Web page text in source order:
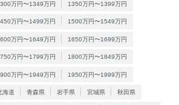
万円〜1349万円 1350万円〜1399万円
万円〜1499万円 1500万円〜1549万円
万円〜1649万円 1650万円〜1699万円
万円〜1799万円 1800万円〜1849万円
万円〜1949万円 1950万円〜1999万円
海道 青森県 岩手県 宮城県 秋田県